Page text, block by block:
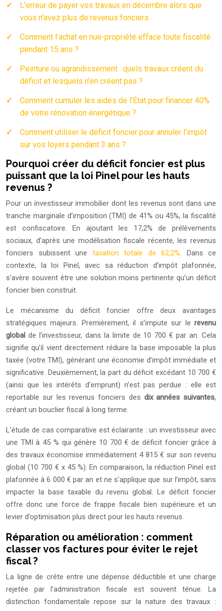
L’erreur de payer vos travaux en décembre alors que
vous n’avez plus de revenus fonciers
Comment l’achat en nue-propriété efface toute fiscalité
pendant 15 ans ?
Peinture ou agrandissement : quels travaux créent du
déficit et lesquels n’en créent pas ?
Comment cumuler les aides de l’État pour financer 40%
de votre rénovation énergétique ?
Comment utiliser le déficit foncier pour annuler l’impôt
sur vos loyers pendant 3 ans ?
Pourquoi créer du déficit foncier est plus
puissant que la loi Pinel pour les hauts
revenus ?
Pour un investisseur immobilier dont les revenus sont dans une
tranche marginale d’imposition (TMI) de 41% ou 45%, la fiscalité
est confiscatoire. En ajoutant les 17,2% de prélèvements
sociaux, d’après une modélisation fiscale récente, les revenus
fonciers subissent une taxation totale de 62,2%. Dans ce
contexte, la loi Pinel, avec sa réduction d’impôt plafonnée,
s’avère souvent être une solution moins pertinente qu’un déficit
foncier bien construit.
Le mécanisme du déficit foncier offre deux avantages
stratégiques majeurs. Premièrement, il s’impute sur le revenu
global de l’investisseur, dans la limite de 10 700 € par an. Cela
signifie qu’il vient directement réduire la base imposable la plus
taxée (votre TMI), générant une économie d’impôt immédiate et
significative. Deuxièmement, la part du déficit excédant 10 700 €
(ainsi que les intérêts d’emprunt) n’est pas perdue : elle est
reportable sur les revenus fonciers des dix années suivantes,
créant un bouclier fiscal à long terme.
L’étude de cas comparative est éclairante : un investisseur avec
une TMI à 45 % qui génère 10 700 € de déficit foncier grâce à
des travaux économise immédiatement 4 815 € sur son revenu
global (10 700 € x 45 %). En comparaison, la réduction Pinel est
plafonnée à 6 000 € par an et ne s’applique que sur l’impôt, sans
impacter la base taxable du revenu global. Le déficit foncier
offre donc une force de frappe fiscale bien supérieure et un
levier d’optimisation plus direct pour les hauts revenus.
Réparation ou amélioration : comment
classer vos factures pour éviter le rejet
fiscal ?
La ligne de crête entre une dépense déductible et une charge
rejetée par l’administration fiscale est souvent ténue. La
distinction fondamentale repose sur la nature des travaux :